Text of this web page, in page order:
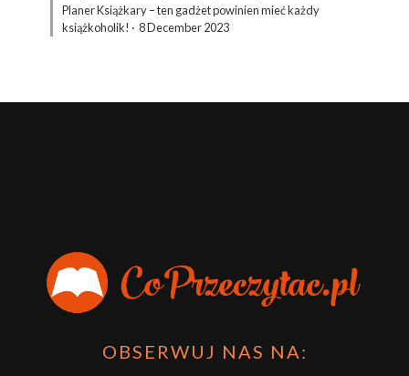
Planer Książkary – ten gadżet powinien mieć każdy
książkoholik! · 8 December 2023
OBSERWUJ NAS NA: